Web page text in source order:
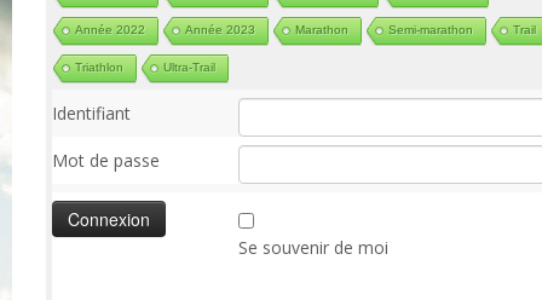
Année 2022 Année 2023 Marathon Semi-marathon Trail
Triathlon Ultra-Trail
Identifiant
Mot de passe
Se souvenir de moi